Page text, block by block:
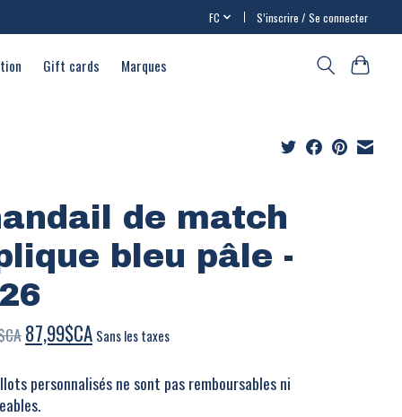
FC S’inscrire / Se connecter
Gift cards Marques
de match
bleu pâle -
87,99$CA Sans les taxes
personnalisés ne sont pas remboursables ni